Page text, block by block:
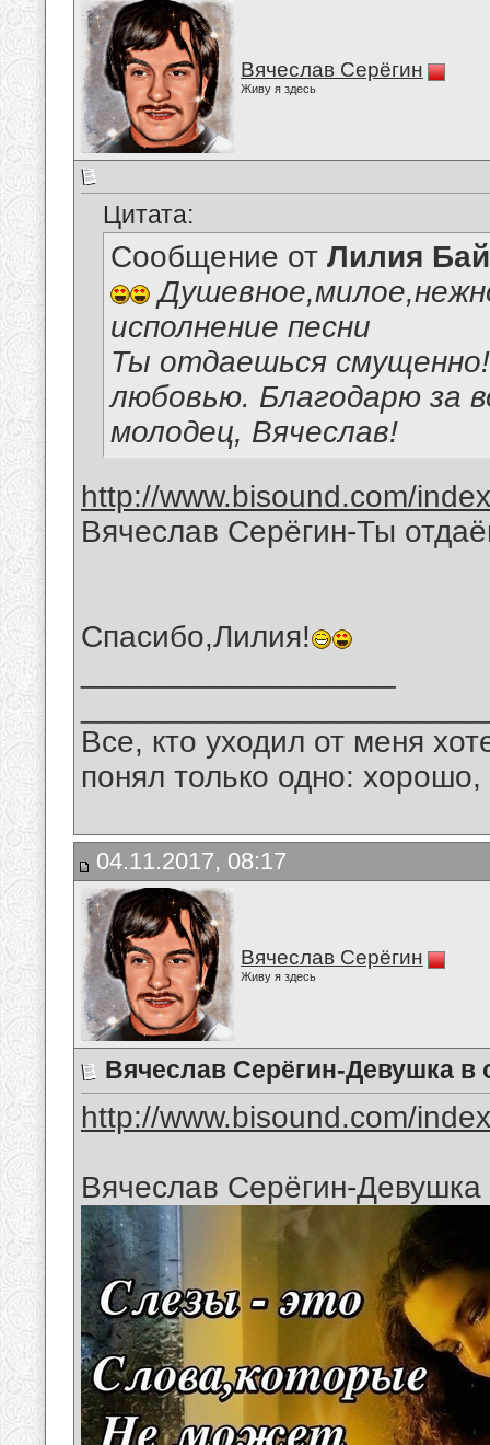
Вячеслав Серёгин
Живу я здесь
Цитата:
Сообщение от Лилия
исполнение песни
Ты отдаешься
любовью. Благодарю за
молодец, Вячеслав!
http://www.bisound.com/
Вячеслав Серёгин-Ты
Спасибо,Лилия!
Все, кто уходил от меня
понял только одно:
04.11.2017, 08:17
Вячеслав Серёгин
Живу я здесь
Вячеслав Серёгин-Девушка в
http://www.bisound.com/
Вячеслав Серёгин-Девушка